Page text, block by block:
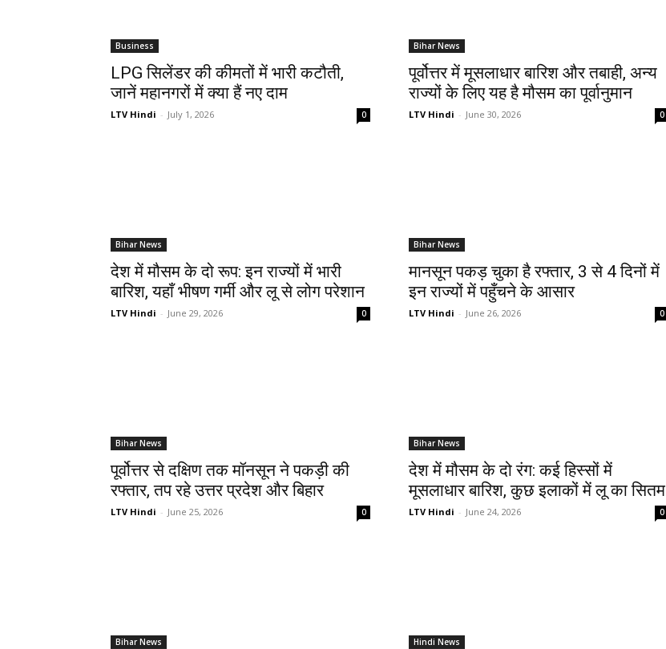
Business
LPG सिलेंडर की कीमतों में भारी कटौती,
जानें महानगरों में क्या हैं नए दाम
LTV Hindi - July 1, 2026 0
Bihar News
पूर्वोत्तर में मूसलाधार बारिश और तबाही, अन्य
राज्यों के लिए यह है मौसम का पूर्वानुमान
LTV Hindi - June 30, 2026 0
Bihar News
देश में मौसम के दो रूप: इन राज्यों में भारी
बारिश, यहाँ भीषण गर्मी और लू से लोग परेशान
LTV Hindi - June 29, 2026 0
Bihar News
मानसून पकड़ चुका है रफ्तार, 3 से 4 दिनों में
इन राज्यों में पहुँचने के आसार
LTV Hindi - June 26, 2026 0
Bihar News
पूर्वोत्तर से दक्षिण तक मॉनसून ने पकड़ी की
रफ्तार, तप रहे उत्तर प्रदेश और बिहार
LTV Hindi - June 25, 2026 0
Bihar News
देश में मौसम के दो रंग: कई हिस्सों में
मूसलाधार बारिश, कुछ इलाकों में लू का सितम
LTV Hindi - June 24, 2026 0
Bihar News Hindi News